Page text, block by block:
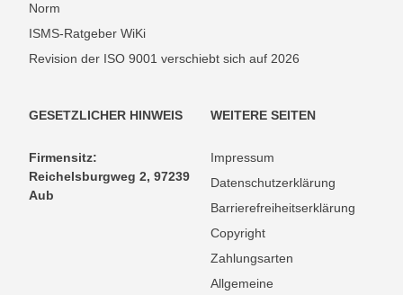
Norm
ISMS-Ratgeber WiKi
Revision der ISO 9001 verschiebt sich auf 2026
GESETZLICHER HINWEIS
Firmensitz:
Reichelsburgweg 2, 97239
Aub
WEITERE SEITEN
Impressum
Datenschutzerklärung
Barrierefreiheitserklärung
Copyright
Zahlungsarten
Allgemeine